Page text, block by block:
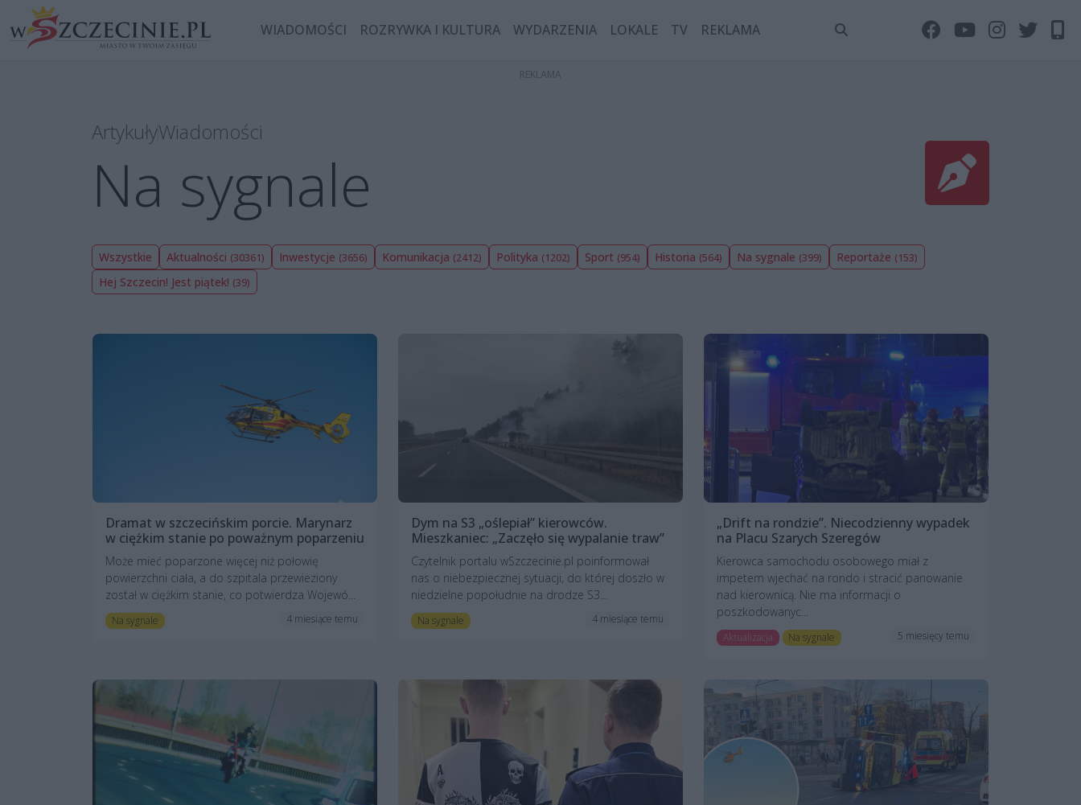
WIADOMOŚCI ROZRYWKA I KULTURA WYDARZENIA LOKALE TV REKLAMA
ArtykułyWiadomości
Na sygnale
Wszystkie Aktualności (30361) Inwestycje (3656) Komunikacja (2412) Polityka (1202) Sport (954) Historia (564) Na sygnale (399) Reportaże (153)
Hej Szczecin! Jest piątek! (39)
Dramat w szczecińskim porcie. Marynarz
w ciężkim stanie po poważnym poparzeniu
Może mieć poparzone więcej niż połowię
powierzchni ciała, a do szpitala przewieziony
został w ciężkim stanie, co potwierdza Wojewó...
Na sygnale 4 miesiące temu
Dym na S3 „oślepiał” kierowców.
Mieszkaniec: „Zaczęło się wypalanie traw”
Czytelnik portalu wSzczecinie.pl poinformował
nas o niebezpiecznej sytuacji, do której doszło w
niedzielne popołudnie na drodze S3...
Na sygnale 4 miesiące temu
„Drift na rondzie”. Niecodzienny wypadek
na Placu Szarych Szeregów
Kierowca samochodu osobowego miał z
impetem wjechać na rondo i stracić panowanie
nad kierownicą. Nie ma informacji o
poszkodowanyc...
Aktualizacja Na sygnale 5 miesięcy temu